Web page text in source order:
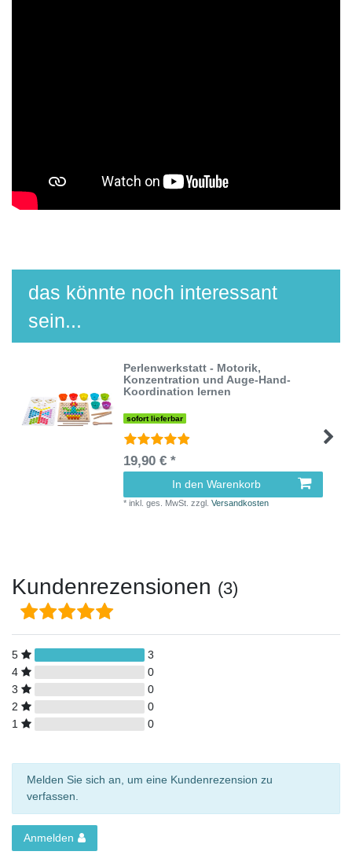
das könnte noch interessant
sein...
Perlenwerkstatt - Motorik,
Konzentration und Auge-Hand-
Koordination lernen
sofort lieferbar
19,90 € *
In den Warenkorb
*inkl. ges. MwSt. zzgl.Versandkosten
Kundenrezensionen (3)
5
3
4
0
3
0
2
0
1
0
Melden Sie sich an, um eine Kundenrezension zu
verfassen.
Anmelden